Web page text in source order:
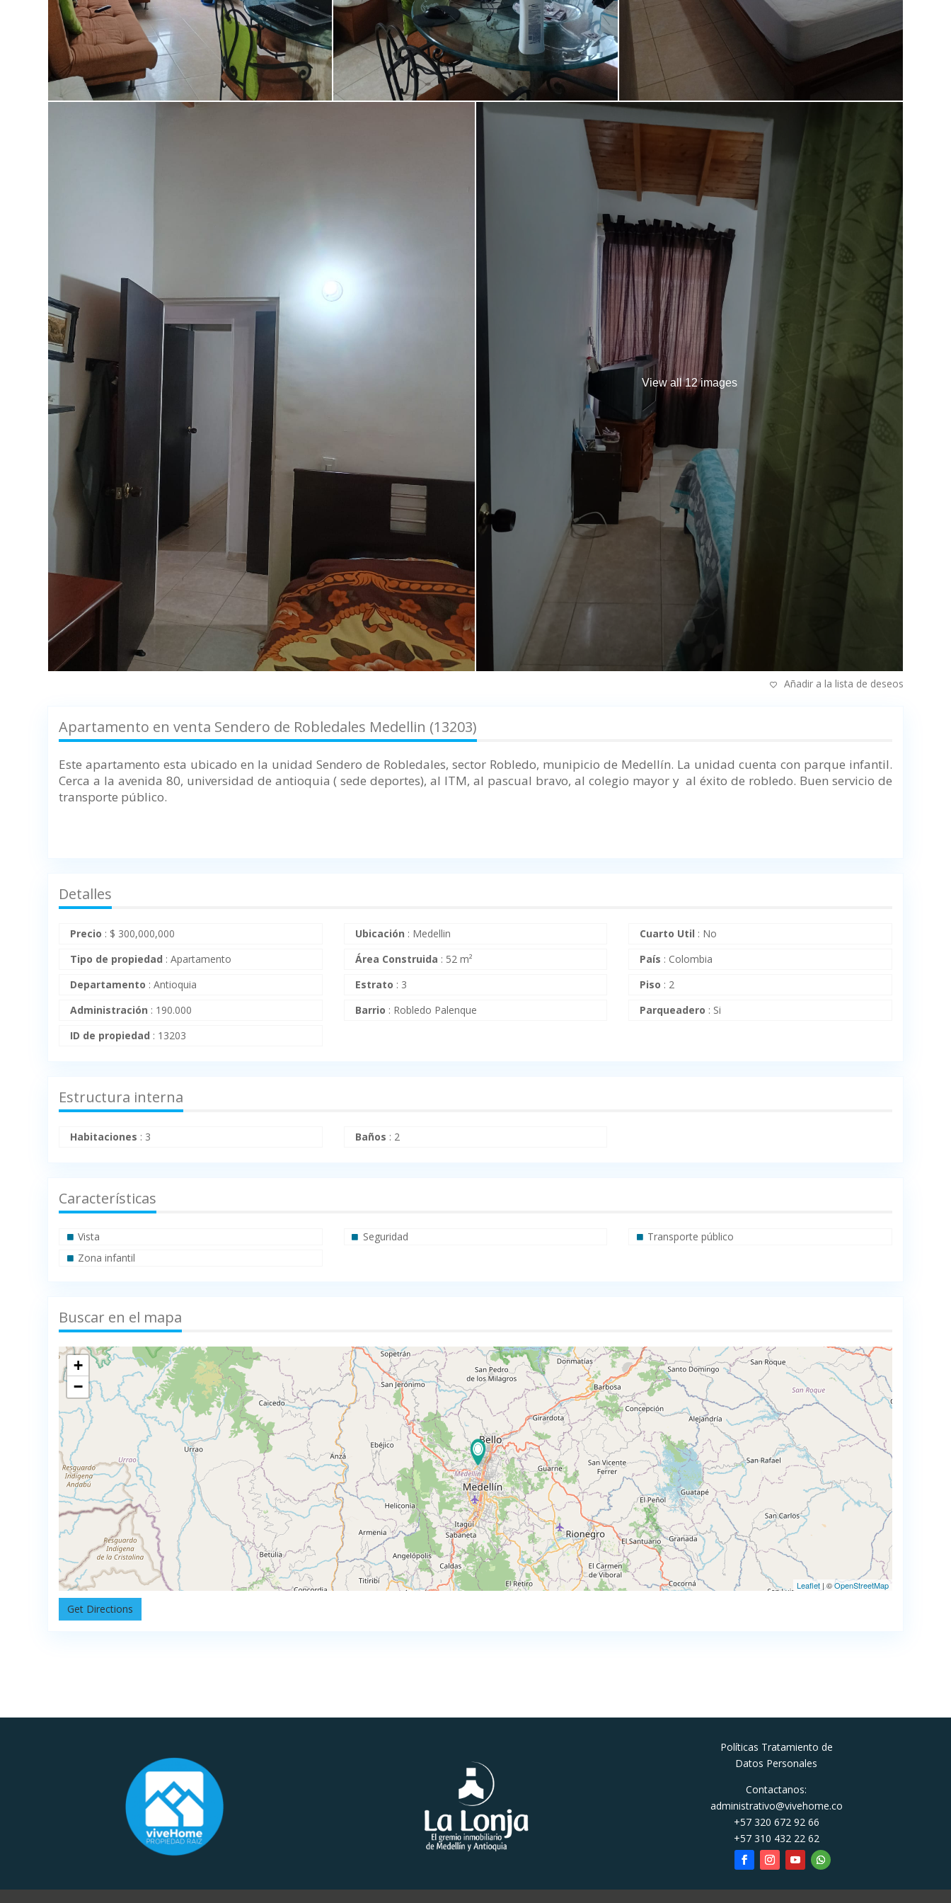
View all 12 images
Añadir a la lista de deseos
Apartamento en venta Sendero de Robledales Medellin (13203)
Este apartamento esta ubicado en la unidad Sendero de Robledales, sector Robledo, munipicio de Medellín. La unidad cuenta con parque infantil.
Cerca a la avenida 80, universidad de antioquia ( sede deportes), al ITM, al pascual bravo, al colegio mayor y al éxito de robledo. Buen servicio de
transporte público.
Detalles
Precio : $ 300,000,000 Ubicación : Medellin Cuarto Util : No
Tipo de propiedad :Apartamento Área Construida : 52 m² País : Colombia
Departamento :Antioquia Estrato : 3 Piso : 2
Administración : 190.000 Barrio : Robledo Palenque Parqueadero : Si
ID de propiedad : 13203
Estructura interna
Habitaciones : 3 Baños : 2
Características
Vista Seguridad
Transporte público
Zona infantil
Buscar en el mapa
+
−
Leaflet| ©OpenStreetMap
Get Directions
Políticas Tratamiento de
Datos Personales
Contactanos:
administrativo@vivehome.co
+57 320 672 92 66
+57 310 432 22 62